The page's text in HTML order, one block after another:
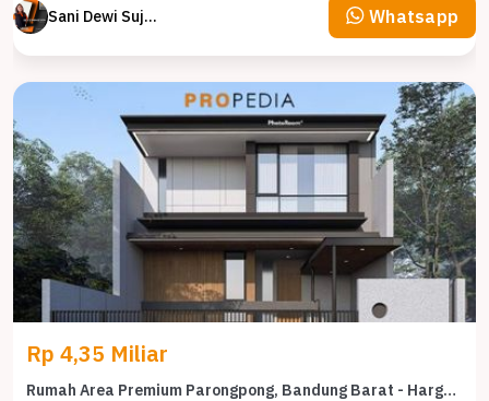
Sani Dewi Sujono Whatsapp
Rp 4,35 Miliar
Rumah Area Premium Parongpong, Bandung Barat - Harga Menarik 4,35 Miliar